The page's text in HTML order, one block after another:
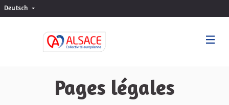
Deutsch Choisir la langue
Pages légales